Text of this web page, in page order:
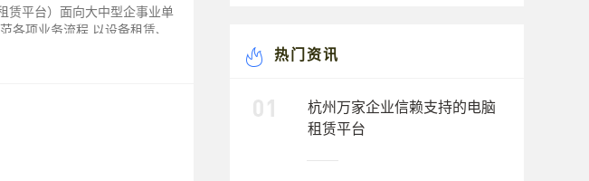
赁平台）面向大中型企事业单
各项业务流程,以设备租赁、
、环保、健康的办公环境。
热门资讯
杭州万家企业信赖支持的电脑
租赁平台